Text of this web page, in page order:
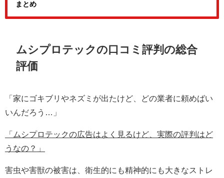
まとめ
ムシプロテックの口コミ評判の総合
評価
「家にゴキブリやネズミが出たけど、どの業者に頼めばい
いんだろう…」
「ムシプロテックの広告はよく見るけど、実際の評判はど
うなの？」
害虫や害獣の被害は、衛生的にも精神的にも大きなストレ